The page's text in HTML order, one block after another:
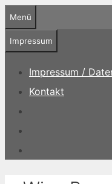
Zum
Inhalt
springen
Menü
Impressum
Impressum /
Kontakt